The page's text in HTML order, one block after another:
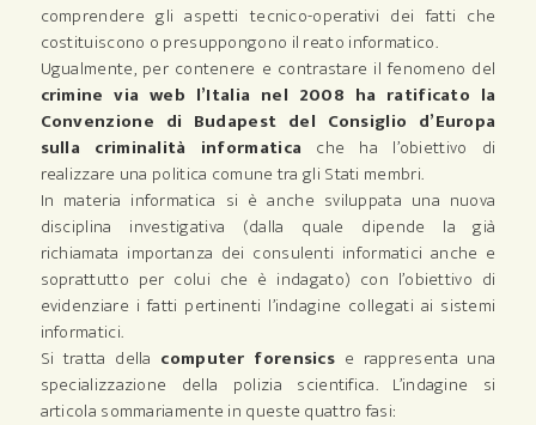
comprendere gli aspetti tecnico-operativi dei fatti che
costituiscono o presuppongono il reato informatico.
Ugualmente, per contenere e contrastare il fenomeno del
crimine via web l’Italia nel 2008 ha ratificato la
Convenzione di Budapest del Consiglio d’Europa
sulla criminalità informatica che ha l’obiettivo di
realizzare una politica comune tra gli Stati membri.
In materia informatica si è anche sviluppata una nuova
disciplina investigativa (dalla quale dipende la già
richiamata importanza dei consulenti informatici anche e
soprattutto per colui che è indagato) con l’obiettivo di
evidenziare i fatti pertinenti l’indagine collegati ai sistemi
informatici.
Si tratta della computer forensics e rappresenta una
specializzazione della polizia scientifica. L’indagine si
articola sommariamente in queste quattro fasi: